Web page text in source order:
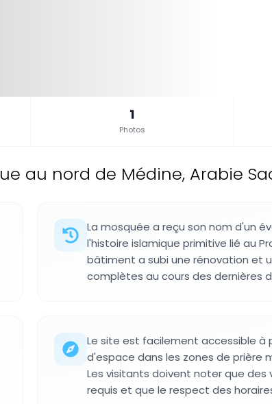
1
Photos
au nord de Médine, Arabie
La mosquée a reçu son nom d'un
l'histoire islamique primitive lié au
bâtiment a subi une rénovation et
complètes au cours des dernières
Le site est facilement accessible
d'espace dans les zones de prière
Les visitants doivent noter que
requis et que le respect des